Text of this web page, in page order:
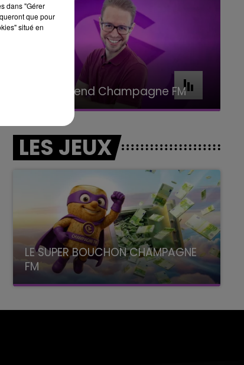
16h00 - 20h00
Le Week-end Champagne FM
LES JEUX
LE SUPER BOUCHON CHAMPAGNE
FM
avec La Famille Champagne FM, à 8H10
dans "Gérer
que pour
situé en